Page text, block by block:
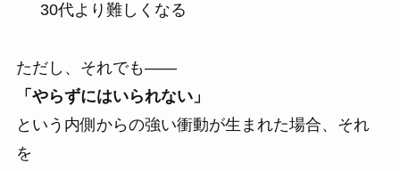
30代より難しくなる
ただし、それでも――
「やらずにはいられない」
という内側からの強い衝動が生まれた場合、それ
を